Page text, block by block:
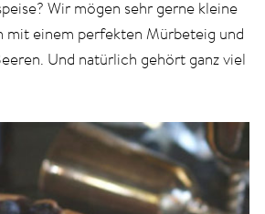
Wir mögen sehr gerne kleine
mit einem perfekten Mürbeteig und
Und natürlich gehört ganz viel